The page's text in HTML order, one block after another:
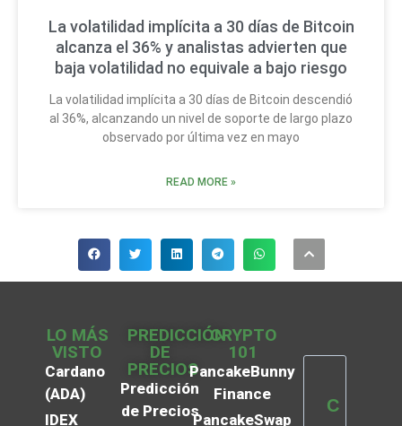
La volatilidad implícita a 30 días de Bitcoin
alcanza el 36% y analistas advierten que
baja volatilidad no equivale a bajo riesgo
La volatilidad implícita a 30 días de Bitcoin descendió
al 36%, alcanzando un nivel de soporte de largo plazo
observado por última vez en mayo
READ MORE »
LO MÁS
VISTO
Cardano
(ADA)
IDEX
PREDICCIÓN
DE
PRECIOS
Predicción
de Precios
CRYPTO
101
PancakeBunny
Finance
PancakeSwap
C